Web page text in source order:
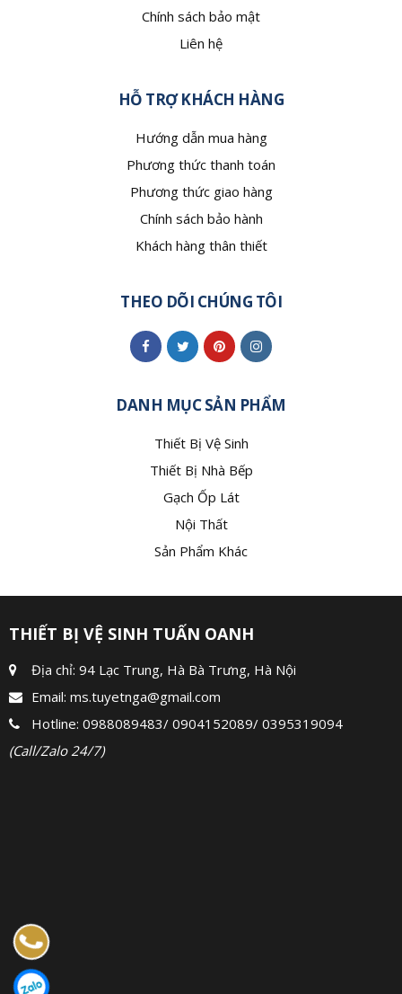
Chính sách bảo mật
Liên hệ
HỖ TRỢ KHÁCH HÀNG
Hướng dẫn mua hàng
Phương thức thanh toán
Phương thức giao hàng
Chính sách bảo hành
Khách hàng thân thiết
THEO DÕI CHÚNG TÔI
DANH MỤC SẢN PHẨM
Thiết Bị Vệ Sinh
Thiết Bị Nhà Bếp
Gạch Ốp Lát
Nội Thất
Sản Phẩm Khác
THIẾT BỊ VỆ SINH TUẤN OANH
Địa chỉ: 94 Lạc Trung, Hà Bà Trưng, Hà Nội
Email: ms.tuyetnga@gmail.com
Hotline: 0988089483/ 0904152089/ 0395319094
(Call/Zalo 24/7)